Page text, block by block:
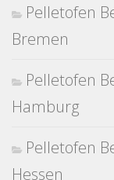
Pelletofen
Bremen
Pelletofen
Hamburg
Pelletofen
Hessen